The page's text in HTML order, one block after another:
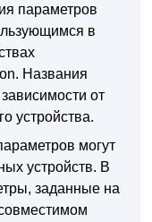
параметров
в
. Названия
от
устройства.
могут
устройств. В
заданные на